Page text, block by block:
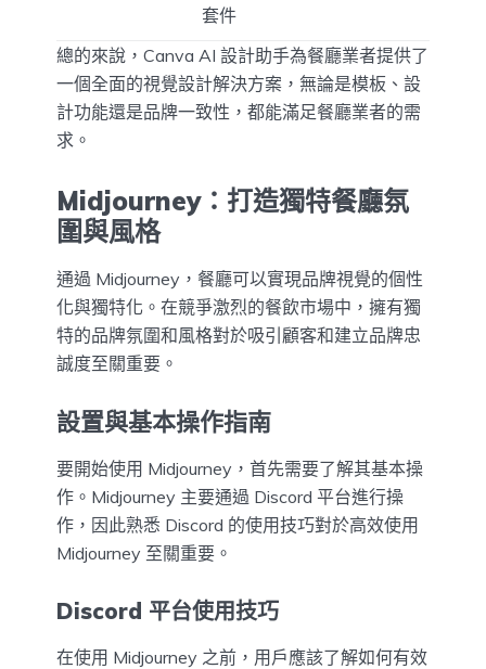
套件
總的來說，Canva AI 設計助手為餐廳業者提供了
一個全面的視覺設計解決方案，無論是模板、設
計功能還是品牌一致性，都能滿足餐廳業者的需
求。
Midjourney：打造獨特餐廳氛
圍與風格
通過 Midjourney，餐廳可以實現品牌視覺的個性
化與獨特化。在競爭激烈的餐飲市場中，擁有獨
特的品牌氛圍和風格對於吸引顧客和建立品牌忠
誠度至關重要。
設置與基本操作指南
要開始使用 Midjourney，首先需要了解其基本操
作。Midjourney 主要通過 Discord 平台進行操
作，因此熟悉 Discord 的使用技巧對於高效使用
Midjourney 至關重要。
Discord 平台使用技巧
在使用 Midjourney 之前，用戶應該了解如何有效